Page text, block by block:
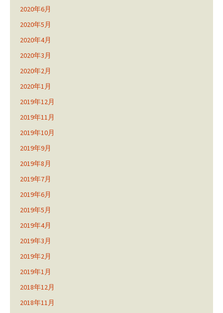
2020年6月
2020年5月
2020年4月
2020年3月
2020年2月
2020年1月
2019年12月
2019年11月
2019年10月
2019年9月
2019年8月
2019年7月
2019年6月
2019年5月
2019年4月
2019年3月
2019年2月
2019年1月
2018年12月
2018年11月